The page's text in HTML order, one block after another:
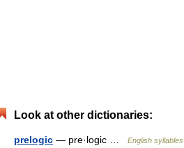
Look at other dictionaries:
prelogic — pre·logic … English syllables